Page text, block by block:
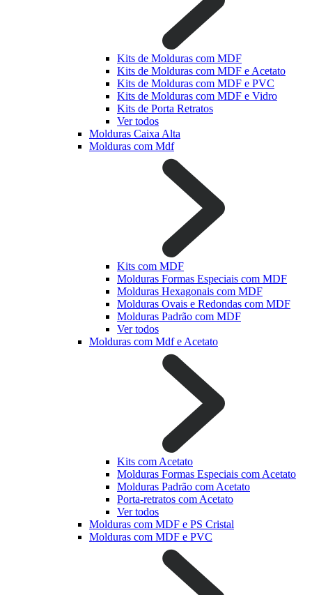
Kits de Molduras com MDF
Kits de Molduras com MDF e Acetato
Kits de Molduras com MDF e PVC
Kits de Molduras com MDF e Vidro
Kits de Porta Retratos
Ver todos
Molduras Caixa Alta
Molduras com Mdf
Kits com MDF
Molduras Formas Especiais com MDF
Molduras Hexagonais com MDF
Molduras Ovais e Redondas com MDF
Molduras Padrão com MDF
Ver todos
Molduras com Mdf e Acetato
Kits com Acetato
Molduras Formas Especiais com Acetato
Molduras Padrão com Acetato
Porta-retratos com Acetato
Ver todos
Molduras com MDF e PS Cristal
Molduras com MDF e PVC